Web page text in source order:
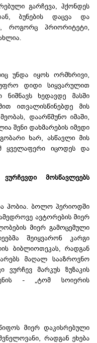
გარჩევა, ჰქონდეს
ბუნების დაცვა და
როგორც პრიორიტეტი,
უნდა იყოს ორმხრივი,
დიდი სიყვარულით
ნიშნავს ხედავდე მასში
ითვალისწინებდემის
დაარწმუნო იმაში,
შენი დახმარების იმედი
ხარ, ასწავლი მის
ყველაფერი იცოდეს და
მოსწავლეებს
ჰობია. ბოლო პერიოდში
ავტორების მიერ
მიერ გამოცემული
შეიყვარონ კარგი
ბიბლიოთეკას, რადგან
მაღალ სააზროვნო
ვურჩევ მარკუს ზუზაკის
- „ტომ სოიერის
მიერ დაკისრებული
რადგან ეხება